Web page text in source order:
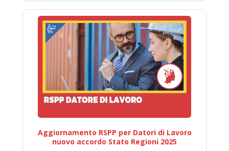
Aggiornamento RSPP per Datori di Lavoro
nuovo accordo Stato Regioni 2025